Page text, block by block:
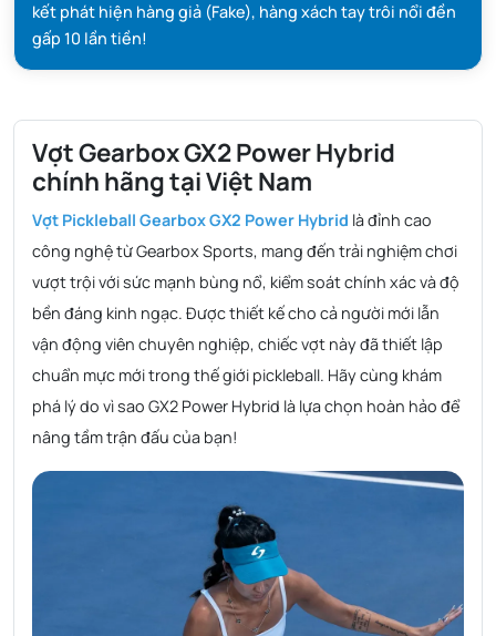
kết phát hiện hàng giả (Fake), hàng xách tay trôi nổi đền
gấp 10 lần tiền!
Vợt Gearbox GX2 Power Hybrid
chính hãng tại Việt Nam
Vợt Pickleball Gearbox GX2 Power Hybrid là đỉnh cao
công nghệ từ Gearbox Sports, mang đến trải nghiệm chơi
vượt trội với sức mạnh bùng nổ, kiểm soát chính xác và độ
bền đáng kinh ngạc. Được thiết kế cho cả người mới lẫn
vận động viên chuyên nghiệp, chiếc vợt này đã thiết lập
chuẩn mực mới trong thế giới pickleball. Hãy cùng khám
phá lý do vì sao GX2 Power Hybrid là lựa chọn hoàn hảo để
nâng tầm trận đấu của bạn!